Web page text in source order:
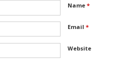
Name *
Email *
Website